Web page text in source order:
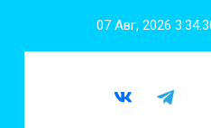
07 Авг, 2026